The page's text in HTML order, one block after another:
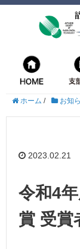
ホーム / お知
2023.02.21
令和4
賞 受賞